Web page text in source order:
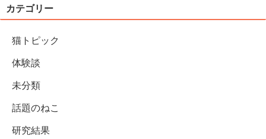
カテゴリー
猫トピック
体験談
未分類
話題のねこ
研究結果